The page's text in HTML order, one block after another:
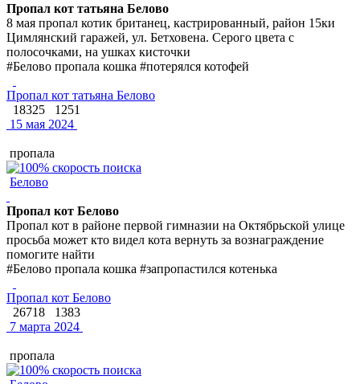
Пропал кот татьяна Белово
8 мая пропал котик британец, кастрированный, район 15ки
Цимлянский гаражей, ул. Бетховена. Серого цвета с
полосочками, на ушках кисточки
#Белово пропала кошка #потерялся котофей
Пропал кот татьяна Белово
18325
1251
15 мая 2024
пропала
Белово
Пропал кот Белово
Пропал кот в районе первой гимназии на Октябрьской улице
просьба может кто видел кота вернуть за вознаграждение
помогите найти
#Белово пропала кошка #запропастился котенька
Пропал кот Белово
26718
1383
7 марта 2024
пропала